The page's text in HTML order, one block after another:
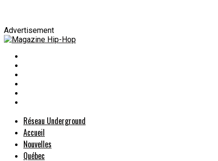
Advertisement
Réseau Underground
Accueil
Nouvelles
Québec